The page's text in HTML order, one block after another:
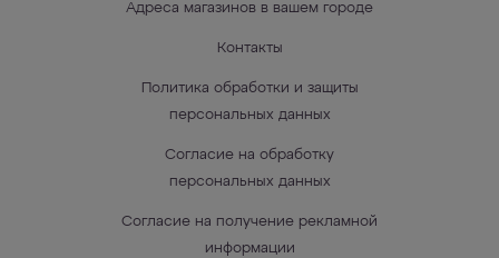
Адреса магазинов в вашем городе
Контакты
Политика обработки и защиты
персональных данных
Согласие на обработку
персональных данных
Согласие на получение рекламной
информации